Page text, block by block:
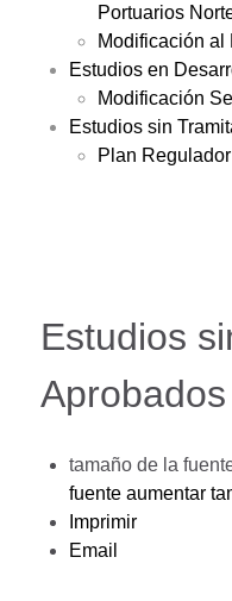
Portuarios
Modificación al
Estudios en
Modificación
Estudios sin
Plan
Estudios
Aprobados
tamaño de la
fuente aumentar
Imprimir
Email